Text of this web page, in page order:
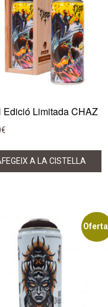
Edició Limitada CHAZ
€
A LA CISTELLA